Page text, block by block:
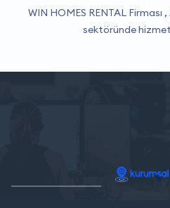
WIN HOMES RENTAL Firması ,
sektöründe